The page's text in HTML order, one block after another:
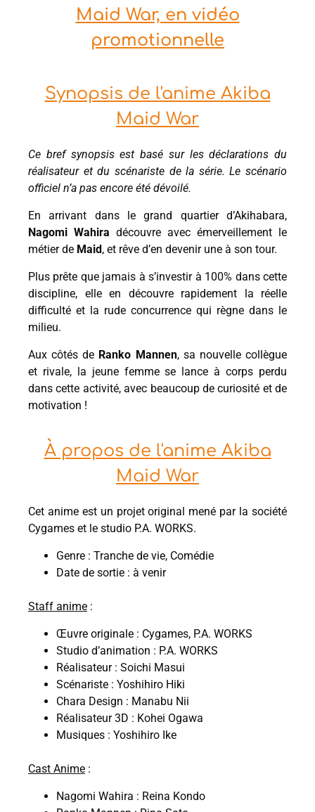
Maid War, en vidéo
promotionnelle
Synopsis de l'anime Akiba
Maid War
Ce bref synopsis est basé sur les déclarations du
réalisateur et du scénariste de la série. Le scénario
officiel n’a pas encore été dévoilé.
En arrivant dans le grand quartier d’Akihabara,
Nagomi Wahira découvre avec émerveillement le
métier de Maid, et rêve d’en devenir une à son tour.
Plus prête que jamais à s’investir à 100% dans cette
discipline, elle en découvre rapidement la réelle
difficulté et la rude concurrence qui règne dans le
milieu.
Aux côtés de Ranko Mannen, sa nouvelle collègue
et rivale, la jeune femme se lance à corps perdu
dans cette activité, avec beaucoup de curiosité et de
motivation !
À propos de l'anime Akiba
Maid War
Cet anime est un projet original mené par la société
Cygames et le studio P.A. WORKS.
Genre : Tranche de vie, Comédie
Date de sortie : à venir
Staff anime :
Œuvre originale : Cygames, P.A. WORKS
Studio d’animation : P.A. WORKS
Réalisateur : Soichi Masui
Scénariste : Yoshihiro Hiki
Chara Design : Manabu Nii
Réalisateur 3D : Kohei Ogawa
Musiques : Yoshihiro Ike
Cast Anime :
Nagomi Wahira : Reina Kondo